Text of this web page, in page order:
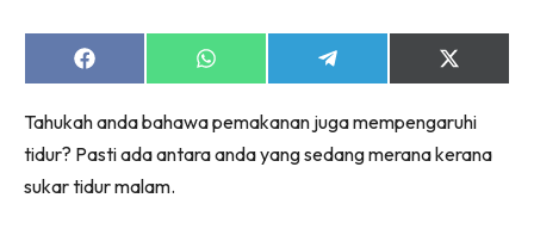
Share
on
Share
on
Share
on
Share
on
(Twitter)
Tahukah anda bahawa pemakanan juga mempengaruhi
tidur? Pasti ada antara anda yang sedang merana kerana
sukar tidur malam.